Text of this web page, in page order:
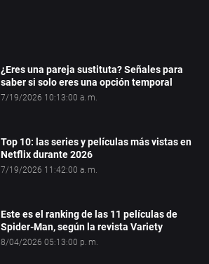
¿Eres una pareja sustituta? Señales para
saber si solo eres una opción temporal
7/19/2026 10:13:00 a. m.
Top 10: las series y películas más vistas en
Netflix durante 2026
7/19/2026 11:42:00 a. m.
Este es el ranking de las 11 películas de
Spider-Man, según la revista Variety
8/04/2026 05:13:00 p. m.